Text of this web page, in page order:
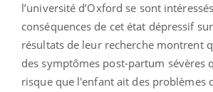
l’université d’Oxford se sont
conséquences de cet état dépressif
résultats de leur recherche montrent
des symptômes post-partum sévères
risque que l'enfant ait des problèmes